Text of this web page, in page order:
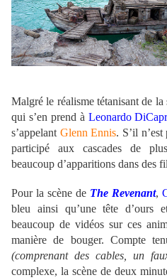
Malgré le réalisme tétanisant de la
qui s’en prend à Leonardo
s’appelant Glenn Ennis. S’il
participé aux cascades de
beaucoup d’apparitions dans des
Pour la scène de The Revenant,
bleu ainsi qu’une tête d’ours
beaucoup de vidéos sur ces
manière de bouger. Compte
(comprenant des cables, un
complexe, la scène de deux